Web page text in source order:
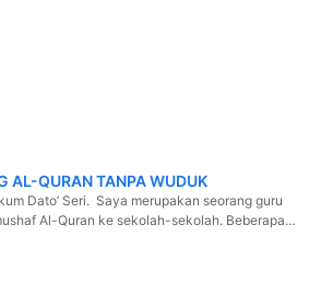
AL-QURAN TANPA WUDUK
Dato’ Seri. Saya merupakan seorang guru
Al-Quran ke sekolah-sekolah. Beberapa…